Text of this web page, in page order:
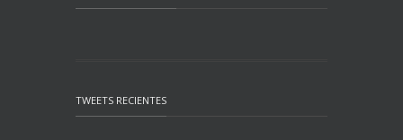
TWEETS RECIENTES